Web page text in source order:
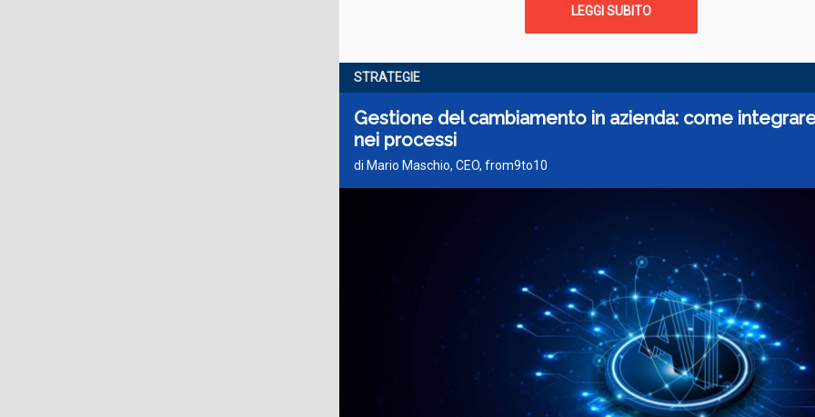
LEGGI SUBITO
STRATEGIE
Gestione del cambiamento in azienda: come integrare
nei processi
di Mario Maschio, CEO, from9to10